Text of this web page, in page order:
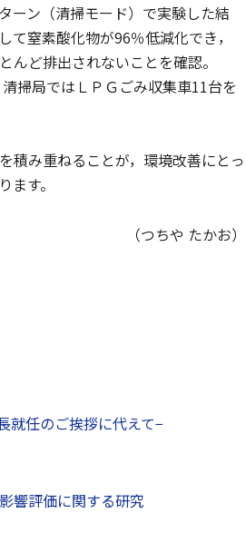
ーン（清掃モード）で実験した結
て窒素酸化物が96％低減化でき，
んど排出されないことを確認。
掃局ではＬＰＧごみ収集車11台を
積み重ねることが，環境改善にとっ
す。
（つちや たかお）
就任のご挨拶に代えて−
響評価に関する研究